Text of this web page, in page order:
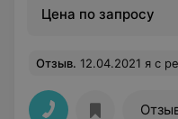
Цена по запросу
Отзыв. 12.04.2021 я с ребёнком(2,5годика) приехала на приём к педиатру. Нина Анатольевна. Никогда не думала. Что